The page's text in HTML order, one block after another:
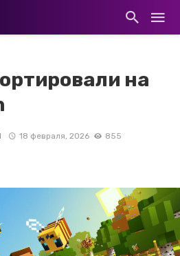
на
18 февраля, 2026
855